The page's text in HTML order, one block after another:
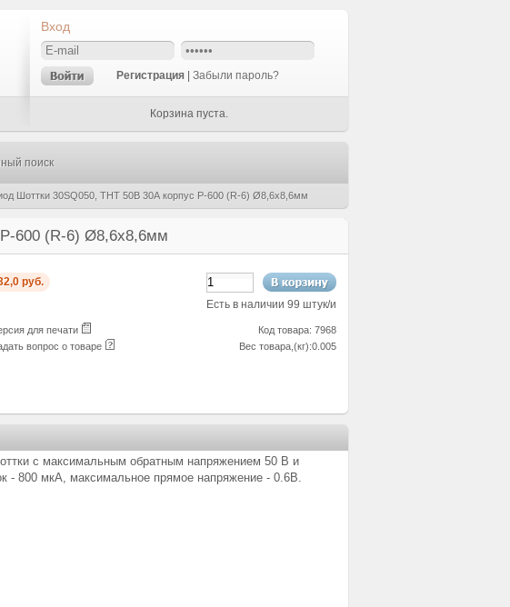
Вход
Регистрация Забыли пароль?
Корзина пуста.
поиск
Шоттки 30SQ050, THT 50В 30А корпус P-600 (R-6) Ø8,6x8,6мм
600 (R-6) Ø8,6x8,6мм
руб.
Есть в наличии 99 штук/и
для печати
вопрос о товаре
Код товара: 7968
Вес товара,(кг):0.005
с максимальным обратным напряжением 50 В и
- 800 мкА, максимальное прямое напряжение - 0.6В.